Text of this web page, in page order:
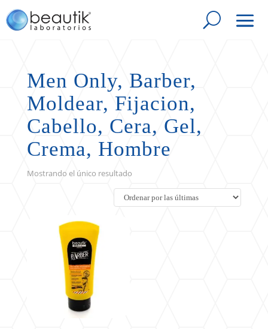
Men Only, Barber,
Moldear, Fijacion,
Cabello, Cera, Gel,
Crema, Hombre
Mostrando el único resultado